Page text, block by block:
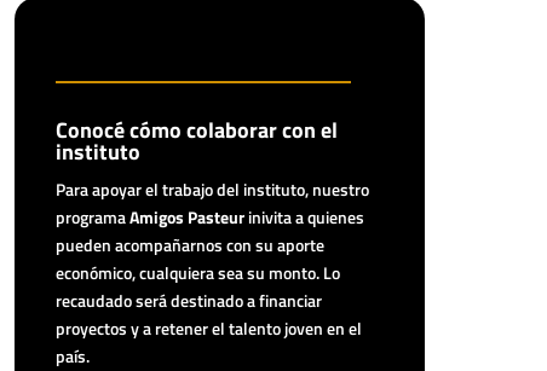
Conocé cómo colaborar con el
instituto
Para apoyar el trabajo del instituto, nuestro
programaAmigos Pasteurinivita a quienes
pueden acompañarnos con su aporte
económico, cualquiera sea su monto. Lo
recaudado será destinado a financiar
proyectos y a retener el talento joven en el
país.